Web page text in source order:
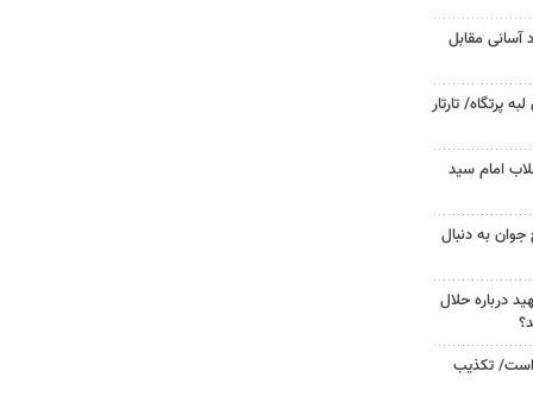
آسانی مقابل
پرتگاه/ تارتار
امام سید
به دنبال
درباره حلال
است/ تکذیب